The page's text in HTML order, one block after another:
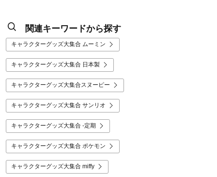
関連キーワードから探す
キャラクターグッズ大集合 ムーミン
キャラクターグッズ大集合 日本製
キャラクターグッズ大集合スヌーピー
キャラクターグッズ大集合 サンリオ
キャラクターグッズ大集合 -定期
キャラクターグッズ大集合 ポケモン
キャラクターグッズ大集合 miffy